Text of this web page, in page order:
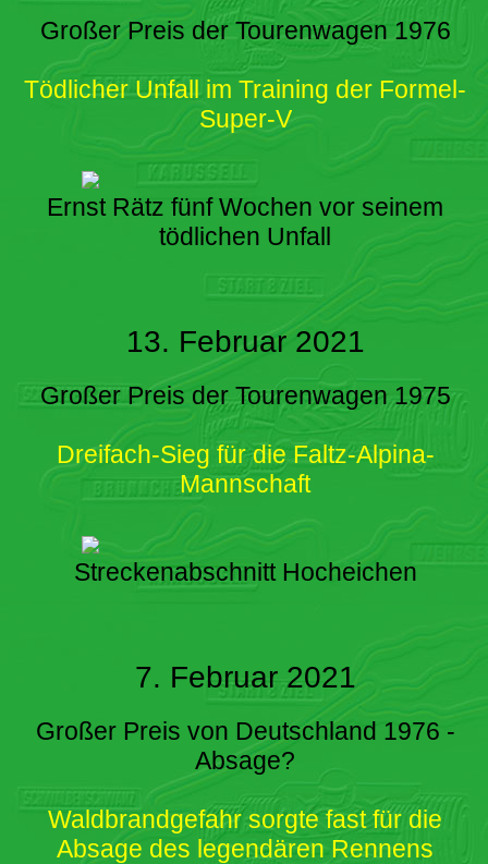
Großer Preis der Tourenwagen 1976
Tödlicher Unfall im Training der Formel-
Super-V
Ernst Rätz fünf Wochen vor seinem
tödlichen Unfall
13. Februar 2021
Großer Preis der Tourenwagen 1975
Dreifach-Sieg für die Faltz-Alpina-
Mannschaft
Streckenabschnitt Hocheichen
7. Februar 2021
Großer Preis von Deutschland 1976 -
Absage?
Waldbrandgefahr sorgte fast für die
Absage des legendären Rennens